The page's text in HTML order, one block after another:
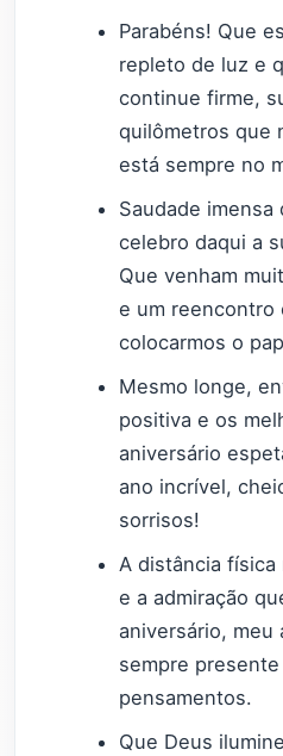
Parabéns! Que
repleto de luz e
continue firme,
quilômetros que
está sempre no
Saudade
celebro daqui a
Que venham
e um reencontro
colocarmos o
Mesmo longe,
positiva e os
aniversário
ano incrível,
sorrisos!
A distância física
e a admiração
aniversário, meu
sempre
pensamentos.
Que Deus